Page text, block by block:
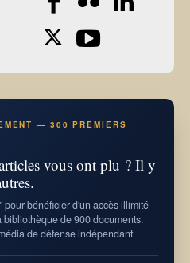
— 300 PREMIERS
vous ont plu ? Il y
pour bénéficier d'un accès illimité
bibliothèque de 900 documents.
de défense indépendant